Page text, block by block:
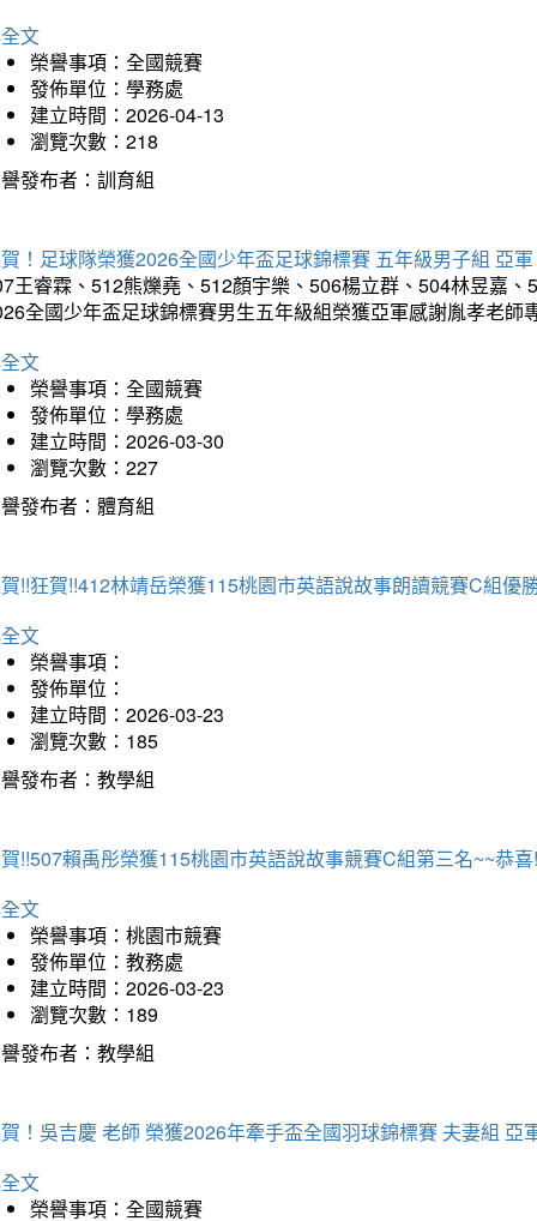
文
榮譽事項：全國競賽
發佈單位：學務處
建立時間：2026-04-13
瀏覽次數：218
發布者：訓育組
！足球隊榮獲2026全國少年盃足球錦標賽 五年級男子組 亞軍
王睿霖、512熊爍堯、512顏宇樂、506楊立群、504林昱嘉
全國少年盃足球錦標賽男生五年級組榮獲亞軍感謝胤孝老師
文
榮譽事項：全國競賽
發佈單位：學務處
建立時間：2026-03-30
瀏覽次數：227
發布者：體育組
!!狂賀!!412林靖岳榮獲115桃園市英語說故事朗讀競賽C組優
文
榮譽事項：
發佈單位：
建立時間：2026-03-23
瀏覽次數：185
發布者：教學組
!!507賴禹彤榮獲115桃園市英語說故事競賽C組第三名~~恭喜
文
榮譽事項：桃園市競賽
發佈單位：教務處
建立時間：2026-03-23
瀏覽次數：189
發布者：教學組
！吳吉慶 老師 榮獲2026年牽手盃全國羽球錦標賽 夫妻組 亞
文
榮譽事項：全國競賽